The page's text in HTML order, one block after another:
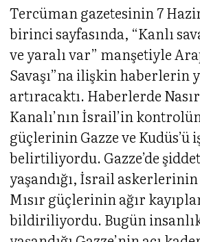
Tercüman gazetesinin 7
birinci sayfasında, “Kanlı
ve yaralı var” manşetiyle
Savaşı”na ilişkin haberlerin
artıracaktı. Haberlerde
Kanalı’nın İsrail’in
güçlerinin Gazze ve Kudüs’ü
belirtiliyordu. Gazze’de
yaşandığı, İsrail
Mısır güçlerinin ağır
bildiriliyordu. Bugün